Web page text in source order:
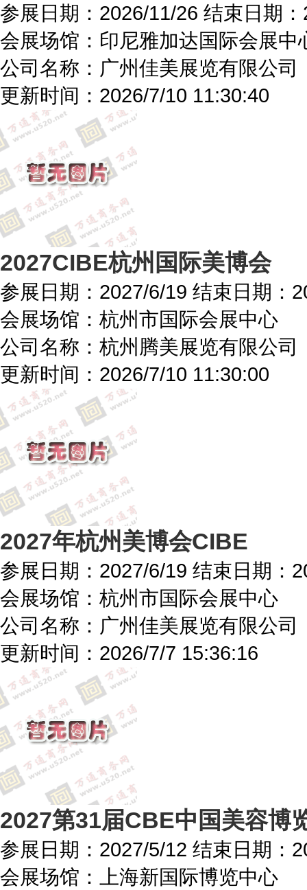
参展日期： 2026/11/26 结束日期：
会展场馆： 印尼雅加达国际会展中
公司名称：广州佳美展览有限公司
更新时间： 2026/7/10 11:30:40
2027CIBE杭州国际美博会
参展日期： 2027/6/19 结束日期：
会展场馆： 杭州市国际会展中心
公司名称：杭州腾美展览有限公司
更新时间： 2026/7/10 11:30:00
2027年杭州美博会CIBE
参展日期： 2027/6/19 结束日期：
会展场馆： 杭州市国际会展中心
公司名称：广州佳美展览有限公司
更新时间： 2026/7/7 15:36:16
2027第31届CBE中国美容
参展日期： 2027/5/12 结束日期：
会展场馆：
上海新国际博览中心